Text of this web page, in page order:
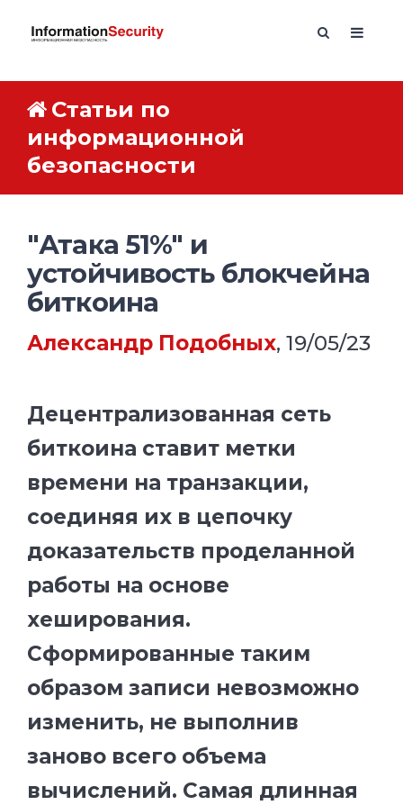
Статьи по
информационной
безопасности
"Атака 51%" и
устойчивость блокчейна
биткоина
Александр Подобных, 19/05/23
Децентрализованная сеть
биткоина ставит метки
времени на транзакции,
соединяя их в цепочку
доказательств проделанной
работы на основе
хеширования.
Сформированные таким
образом записи невозможно
изменить, не выполнив
заново всего объема
вычислений. Самая длинная